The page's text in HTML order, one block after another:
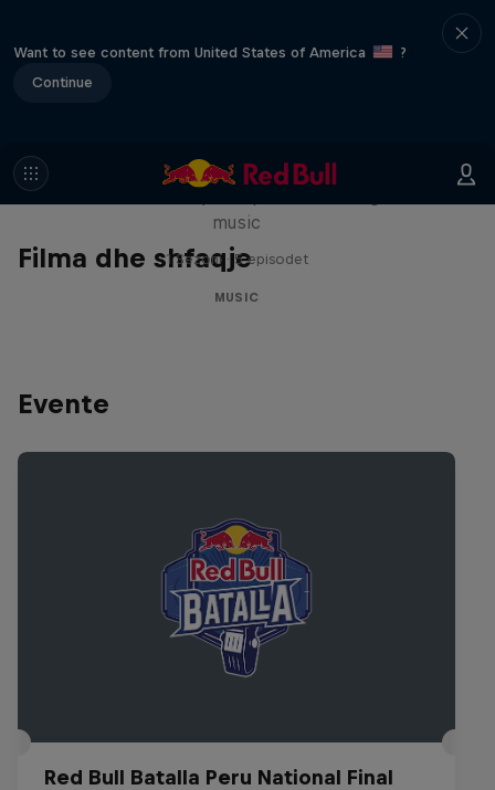
Want to see content from United States of America
?
Continue
Filma dhe shfaqje
Diggin' in the Carts
music
1 Sezoni · 5 episodet
MUSIC
Evente
Red Bull Batalla Peru National Final